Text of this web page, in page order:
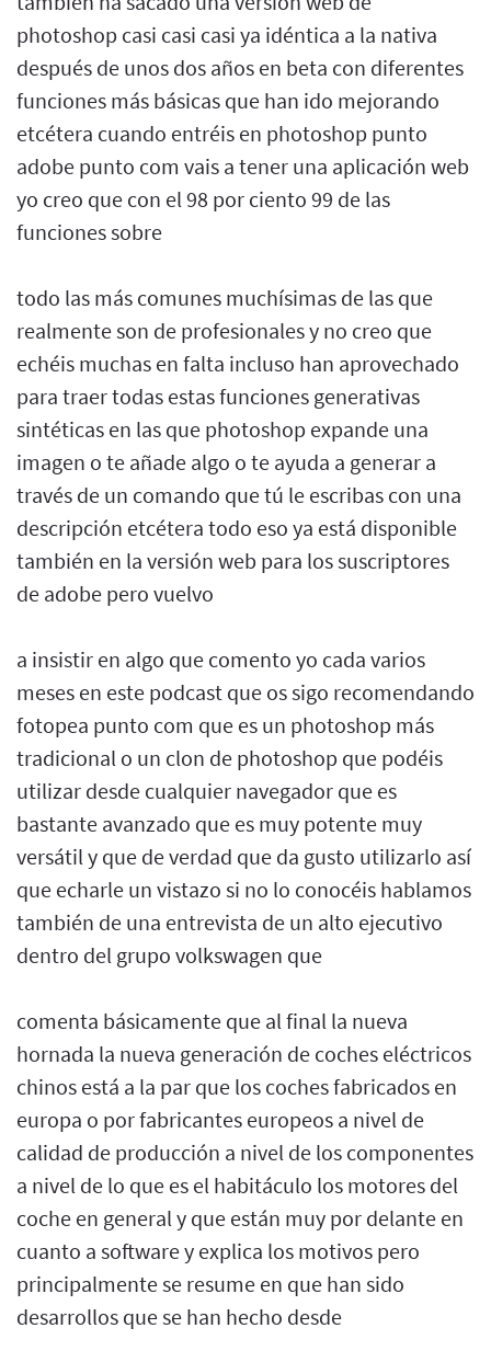
photoshop casi casi casi ya idéntica a la nativa
después de unos dos años en beta con diferentes
funciones más básicas que han ido mejorando
etcétera cuando entréis en photoshop punto
adobe punto com vais a tener una aplicación web
yo creo que con el 98 por ciento 99 de las
funciones sobre
todo las más comunes muchísimas de las que
realmente son de profesionales y no creo que
echéis muchas en falta incluso han aprovechado
para traer todas estas funciones generativas
sintéticas en las que photoshop expande una
imagen o te añade algo o te ayuda a generar a
través de un comando que tú le escribas con una
descripción etcétera todo eso ya está disponible
también en la versión web para los suscriptores
de adobe pero vuelvo
a insistir en algo que comento yo cada varios
meses en este podcast que os sigo recomendando
fotopea punto com que es un photoshop más
tradicional o un clon de photoshop que podéis
utilizar desde cualquier navegador que es
bastante avanzado que es muy potente muy
versátil y que de verdad que da gusto utilizarlo así
que echarle un vistazo si no lo conocéis hablamos
también de una entrevista de un alto ejecutivo
dentro del grupo volkswagen que
comenta básicamente que al final la nueva
hornada la nueva generación de coches eléctricos
chinos está a la par que los coches fabricados en
europa o por fabricantes europeos a nivel de
calidad de producción a nivel de los componentes
a nivel de lo que es el habitáculo los motores del
coche en general y que están muy por delante en
cuanto a software y explica los motivos pero
principalmente se resume en que han sido
desarrollos que se han hecho desde